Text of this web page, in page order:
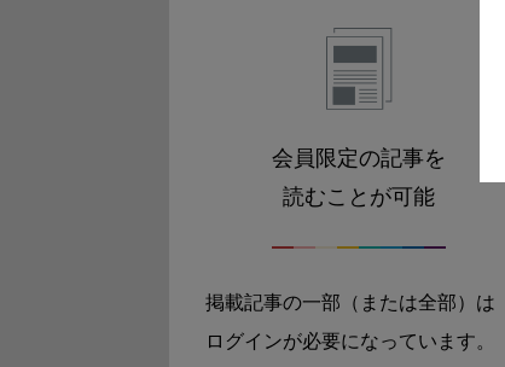
会員限定の記事を
読むことが可能
掲載記事の一部（または全部）は
ログインが必要になっています。